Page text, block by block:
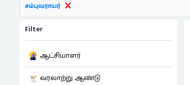
சம்புவராயர்
Filter
ஆட்சியாளர்
வரலாற்று ஆண்டு